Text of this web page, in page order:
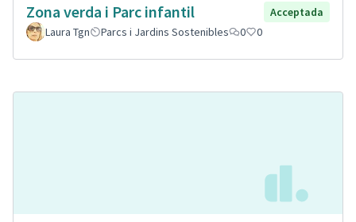
Zona verda i Parc infantil
Acceptada
Laura Tgn
Parcs i Jardins Sostenibles 0 0